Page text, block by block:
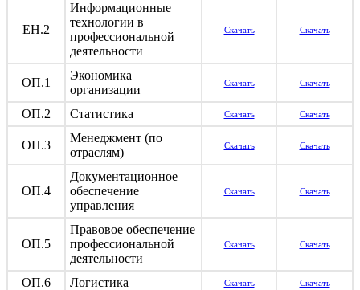
ЕН.2
Информационные
технологии в
профессиональной
деятельности
Скачать Скачать
ОП.1
Экономика
организации
Скачать Скачать
ОП.2 Статистика Скачать Скачать
ОП.3
Менеджмент (по
отраслям)
Скачать Скачать
ОП.4
Документационное
обеспечение
управления
Скачать Скачать
ОП.5
Правовое обеспечение
профессиональной
деятельности
Скачать Скачать
ОП.6 Логистика Скачать Скачать